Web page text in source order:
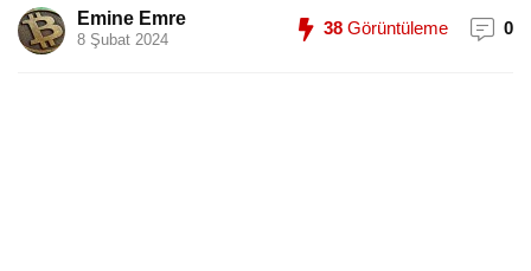
Emine Emre
8 Şubat 2024
38 Görüntüleme 0